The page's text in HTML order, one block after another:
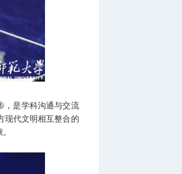
，是学科沟通与交流
现代文明相互整合的